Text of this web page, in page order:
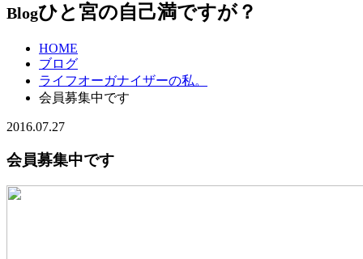
Blogひと宮の自己満ですが？
HOME
ブログ
ライフオーガナイザーの私。
会員募集中です
2016.07.27
会員募集中です